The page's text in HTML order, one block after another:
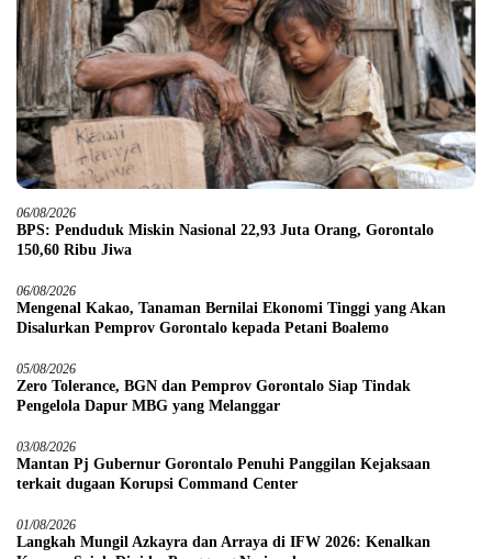
06/08/2026
BPS: Penduduk Miskin Nasional 22,93 Juta Orang, Gorontalo
150,60 Ribu Jiwa
06/08/2026
Mengenal Kakao, Tanaman Bernilai Ekonomi Tinggi yang Akan
Disalurkan Pemprov Gorontalo kepada Petani Boalemo
05/08/2026
Zero Tolerance, BGN dan Pemprov Gorontalo Siap Tindak
Pengelola Dapur MBG yang Melanggar
03/08/2026
Mantan Pj Gubernur Gorontalo Penuhi Panggilan Kejaksaan
terkait dugaan Korupsi Command Center
01/08/2026
Langkah Mungil Azkayra dan Arraya di IFW 2026: Kenalkan